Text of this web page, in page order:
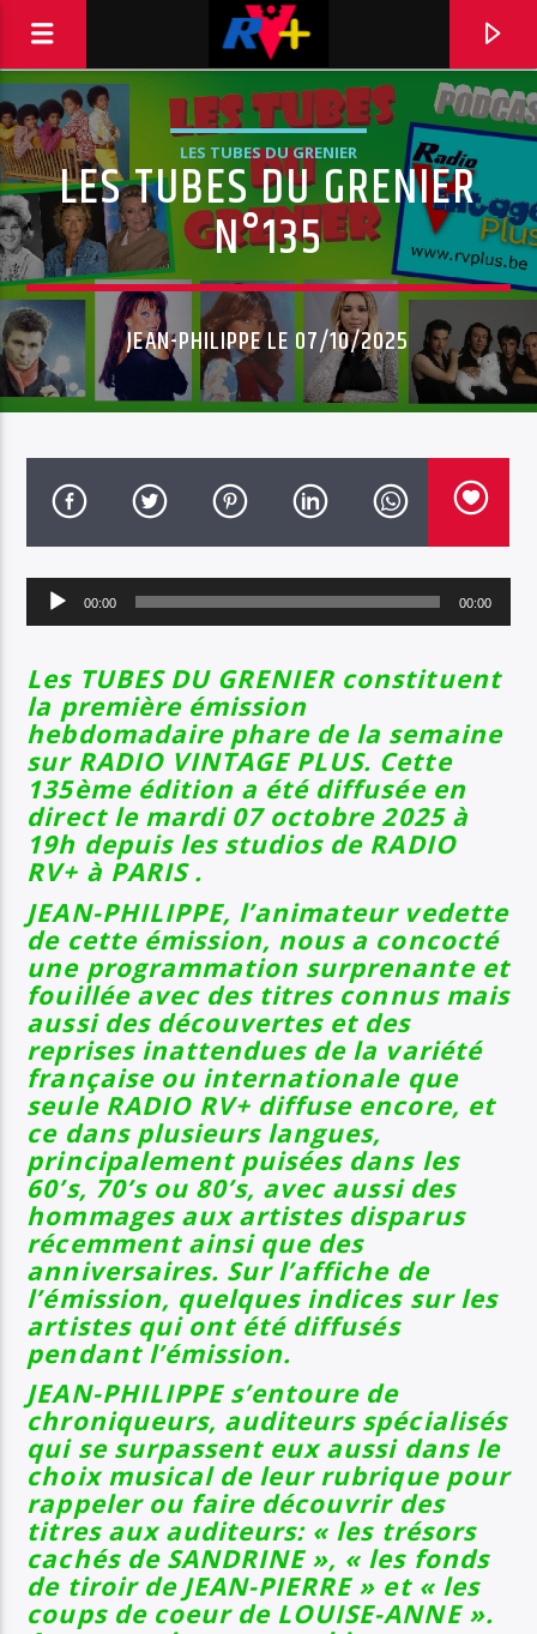
RADIO VINTAGE PLUS
POUR ET AVEC VOUS
TITRE
ARTISTE
SOYEZ COOL ET RESTEZ EN FORME AVEC RV+
Radio Vintage Plus
LES TUBES DU GRENIER
LES TUBES DU GRENIER
N°135
JEAN-PHILIPPE LE 07/10/2025
Lecteur
audio
00:00 00:00
Les TUBES DU GRENIER constituent
la première émission
hebdomadaire phare de la semaine
sur RADIO VINTAGE PLUS. Cette
135ème éditiona été diffusée en
direct le mardi 07 octobre 2025à
19h depuis les studiosde RADIO
RV+ à PARIS .
JEAN-PHILIPPE, l’animateur vedette
de cette émission, nous a concocté
une programmation surprenante et
fouillée avec des titres connus mais
aussi des découvertes et des
reprises inattendues de la variété
française ou internationale que
seule RADIO RV+ diffuse encore, et
ce dans plusieurs langues,
principalement puisées dans les
60’s, 70’s ou 80’s, avec aussi des
hommages aux artistes disparus
récemment ainsi que des
anniversaires. Sur l’affiche de
l’émission, quelques indices sur les
artistes qui ont été diffusés
pendant l’émission.
JEAN-PHILIPPE s’entoure de
chroniqueurs, auditeurs spécialisés
qui se surpassent eux aussi dans le
choix musical de leur rubrique pour
rappeler ou faire découvrir des
titres aux auditeurs: « les trésors
cachés de SANDRINE », « les fonds
de tiroir de JEAN-PIERRE » et « les
coups de coeur de LOUISE-ANNE ».